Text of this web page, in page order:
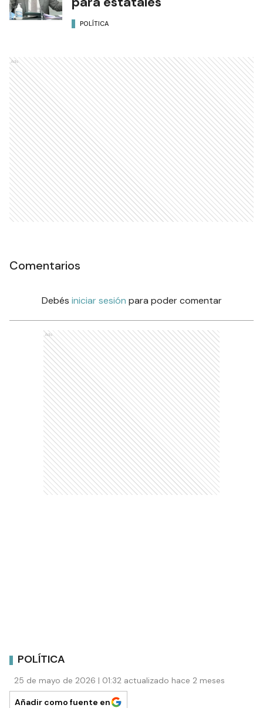
POLÍTICA
Ads
Comentarios
Debés iniciar sesión para poder comentar
Ads
POLÍTICA
25 de mayo de 2026 | 01:32 actualizado hace 2 meses
Añadir como fuente en